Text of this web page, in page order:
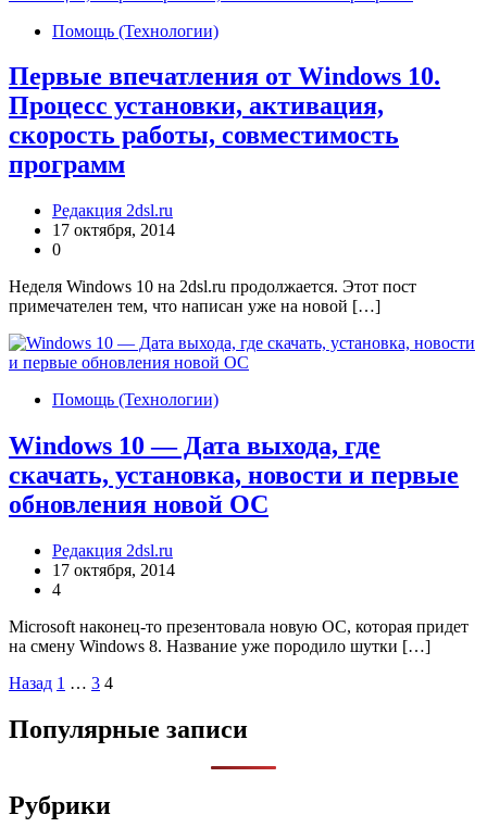
Помощь (Технологии)
Первые впечатления от Windows 10.
Процесс установки, активация,
скорость работы, совместимость
программ
Редакция 2dsl.ru
17 октября, 2014
0
Неделя Windows 10 на 2dsl.ru продолжается. Этот пост
примечателен тем, что написан уже на новой […]
Помощь (Технологии)
Windows 10 — Дата выхода, где
скачать, установка, новости и первые
обновления новой ОС
Редакция 2dsl.ru
17 октября, 2014
4
Microsoft наконец-то презентовала новую ОС, которая придет
на смену Windows 8. Название уже породило шутки […]
Пагинация
записей
Назад 1 … 3 4
Популярные записи
Рубрики